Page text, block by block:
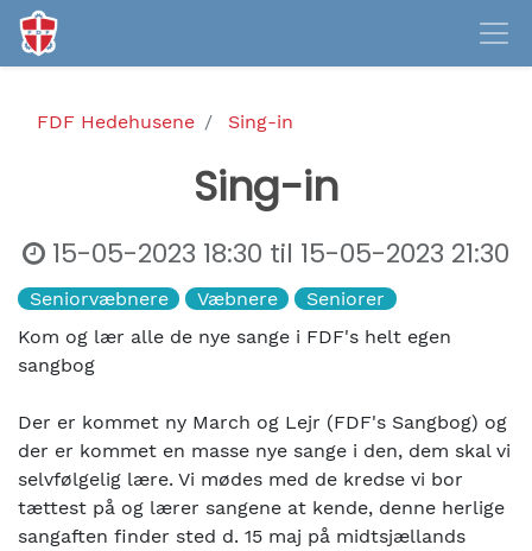
FDF Hedehusene Sing-in
Sing-in
15-05-2023 18:30 til 15-05-2023 21:30
Seniorvæbnere Væbnere
Seniorer
Kom og lær alle de nye sange i FDF's helt egen
sangbog
Der er kommet ny March og Lejr (FDF's Sangbog) og
der er kommet en masse nye sange i den, dem skal vi
selvfølgelig lære. Vi mødes med de kredse vi bor
tættest på og lærer sangene at kende, denne herlige
sangaften finder sted d. 15 maj på midtsjællands